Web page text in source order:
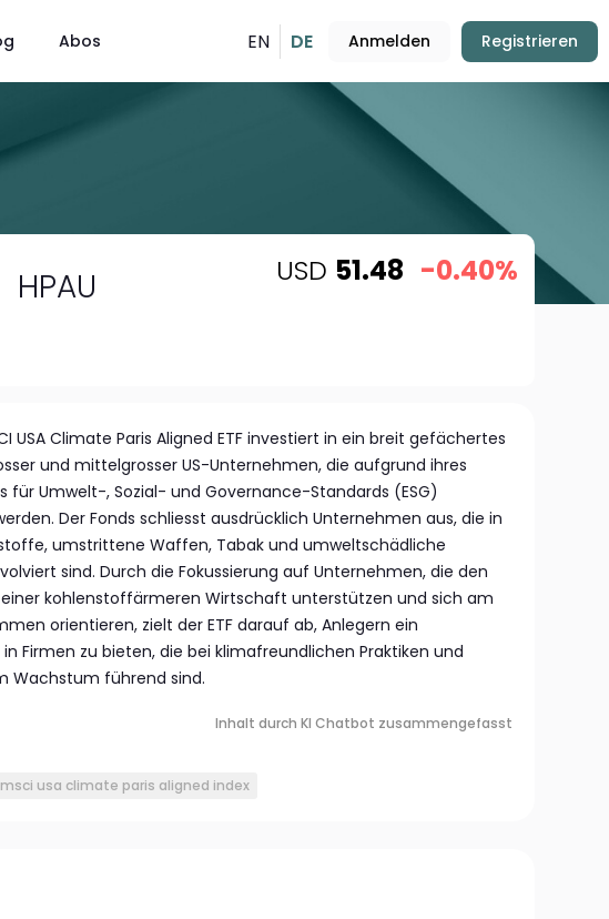
Abos EN DE Anmelden Registrieren
HPAU USD 51.48 -0.40%
USA Climate Paris Aligned ETF investiert in ein breit gefächertes
und mittelgrosser US-Unternehmen, die aufgrund ihres
für Umwelt-, Sozial- und Governance-Standards (ESG)
Der Fonds schliesst ausdrücklich Unternehmen aus, die in
umstrittene Waffen, Tabak und umweltschädliche
sind. Durch die Fokussierung auf Unternehmen, die den
einer kohlenstoffärmeren Wirtschaft unterstützen und sich am
orientieren, zielt der ETF darauf ab, Anlegern ein
Firmen zu bieten, die bei klimafreundlichen Praktiken und
Wachstum führend sind.
Inhalt durch KI Chatbot zusammengefasst
msci usa climate paris aligned index